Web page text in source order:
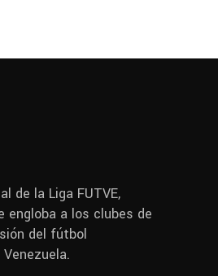
de la Liga FUTVE,
engloba a los clubes de
del fútbol